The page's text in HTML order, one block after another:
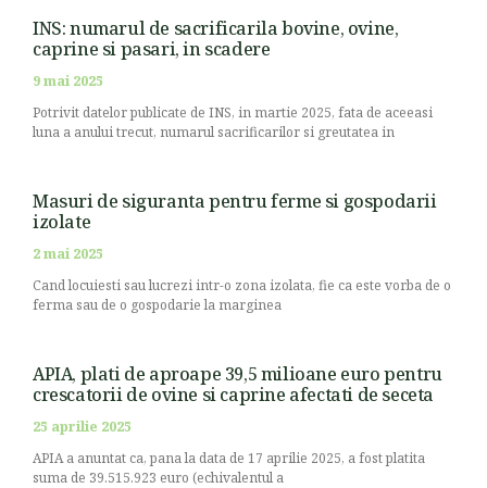
INS: numarul de sacrificarila bovine, ovine,
caprine si pasari, in scadere
9 mai 2025
Potrivit datelor publicate de INS, in martie 2025, fata de aceeasi
luna a anului trecut, numarul sacrificarilor si greutatea in
Masuri de siguranta pentru ferme si gospodarii
izolate
2 mai 2025
Cand locuiesti sau lucrezi intr-o zona izolata, fie ca este vorba de o
ferma sau de o gospodarie la marginea
APIA, plati de aproape 39,5 milioane euro pentru
crescatorii de ovine si caprine afectati de seceta
25 aprilie 2025
APIA a anuntat ca, pana la data de 17 aprilie 2025, a fost platita
suma de 39.515.923 euro (echivalentul a